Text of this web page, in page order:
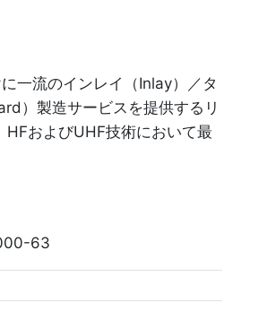
一流のインレイ（Inlay）／タ
）製造サービスを提供するリ
およびUHF技術において最
63